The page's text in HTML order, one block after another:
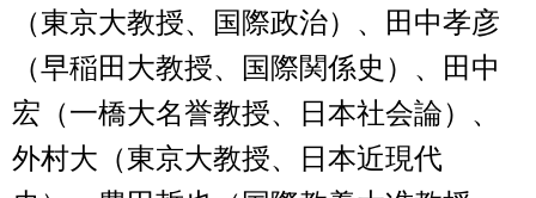
（東京大教授、国際政治）、田中孝彦
（早稲田大教授、国際関係史）、田中
宏（一橋大名誉教授、日本社会論）、
外村大（東京大教授、日本近現代